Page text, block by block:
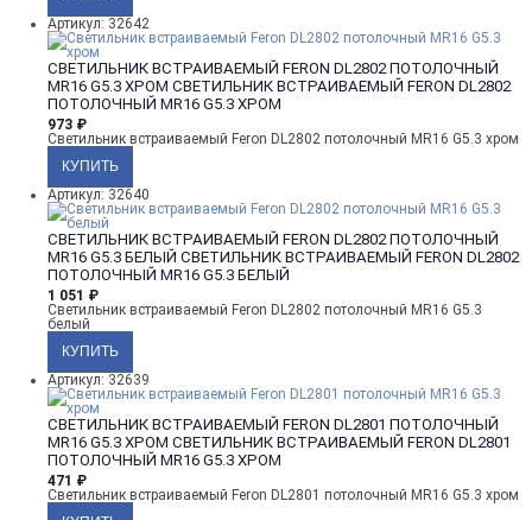
Артикул: 32642
СВЕТИЛЬНИК ВСТРАИВАЕМЫЙ FERON DL2802 ПОТОЛОЧНЫЙ
MR16 G5.3 ХРОМ СВЕТИЛЬНИК ВСТРАИВАЕМЫЙ FERON DL2802
ПОТОЛОЧНЫЙ MR16 G5.3 ХРОМ
973 ₽
Светильник встраиваемый Feron DL2802 потолочный MR16 G5.3 хром
Артикул: 32640
СВЕТИЛЬНИК ВСТРАИВАЕМЫЙ FERON DL2802 ПОТОЛОЧНЫЙ
MR16 G5.3 БЕЛЫЙ СВЕТИЛЬНИК ВСТРАИВАЕМЫЙ FERON DL2802
ПОТОЛОЧНЫЙ MR16 G5.3 БЕЛЫЙ
1 051 ₽
Светильник встраиваемый Feron DL2802 потолочный MR16 G5.3
белый
Артикул: 32639
СВЕТИЛЬНИК ВСТРАИВАЕМЫЙ FERON DL2801 ПОТОЛОЧНЫЙ
MR16 G5.3 ХРОМ СВЕТИЛЬНИК ВСТРАИВАЕМЫЙ FERON DL2801
ПОТОЛОЧНЫЙ MR16 G5.3 ХРОМ
471 ₽
Светильник встраиваемый Feron DL2801 потолочный MR16 G5.3 хром